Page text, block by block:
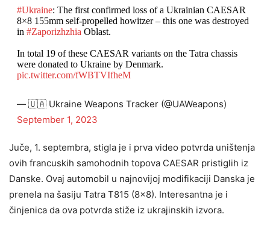
#Ukraine: The first confirmed loss of a Ukrainian CAESAR
8×8 155mm self-propelled howitzer – this one was destroyed
in #Zaporizhzhia Oblast.
In total 19 of these CAESAR variants on the Tatra chassis
were donated to Ukraine by Denmark.
pic.twitter.com/fWBTVIfheM
— 🇺🇦 Ukraine Weapons Tracker (@UAWeapons)
September 1, 2023
Juče, 1. septembra, stigla je i prva video potvrda uništenja
ovih francuskih samohodnih topova CAESAR pristiglih iz
Danske. Ovaj automobil u najnovijoj modifikaciji Danska je
prenela na šasiju Tatra T815 (8×8). Interesantna je i
činjenica da ova potvrda stiže iz ukrajinskih izvora.